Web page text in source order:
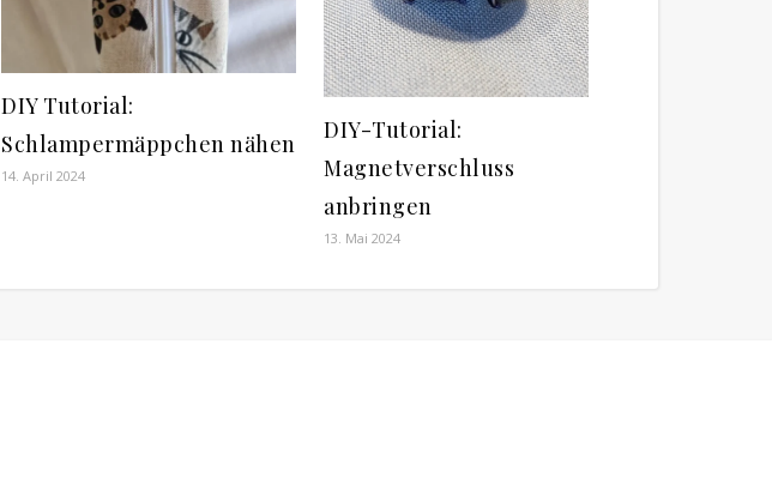
DIY Tutorial:
Schlampermäppchen nähen
14. April 2024
DIY-Tutorial:
Magnetverschluss
anbringen
13. Mai 2024